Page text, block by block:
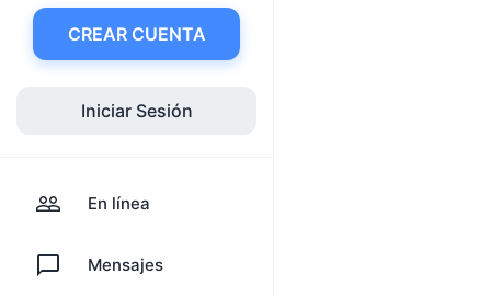
CREAR CUENTA
Iniciar Sesión
En línea
Mensajes